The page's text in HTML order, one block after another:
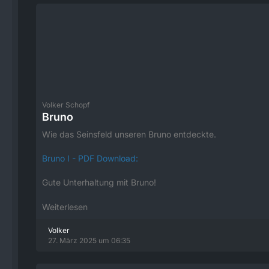
Volker Schopf
Bruno
Wie das Seinsfeld unseren Bruno entdeckte.
Bruno I - PDF Download:
Gute Unterhaltung mit Bruno!
Weiterlesen
Volker
27. März 2025 um 06:35